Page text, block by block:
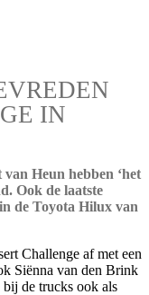
IN
Heun hebben ‘het
Ook de laatste
de Toyota Hilux van
Challenge af met een
Siënna van den Brink
de trucks ook als